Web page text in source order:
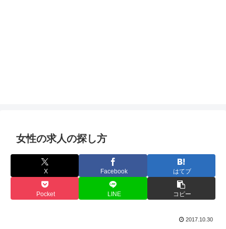
女性の求人の探し方
X Facebook はてブ
Pocket LINE コピー
2017.10.30